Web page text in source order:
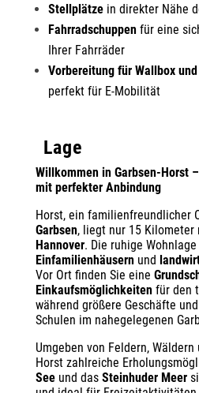
Stellplätzein direkter Nähe
Fahrradschuppenfür eine
Ihrer Fahrräder
Vorbereitung für Wallbox
perfekt für E-Mobilität
Lage
Willkommen in Garbsen-Horst
mit perfekter Anbindung
Horst, ein familienfreundlicher
Garbsen, liegt nur 15 Kilometer
Hannover. Die ruhige
Einfamilienhäusernund
Vor Ort finden Sie eine
Einkaufsmöglichkeitenfür den
während größere Geschäfte
Schulen im nahegelegenen
Umgeben von Feldern,
Horst zahlreiche
Seeund das Steinhuder Meer